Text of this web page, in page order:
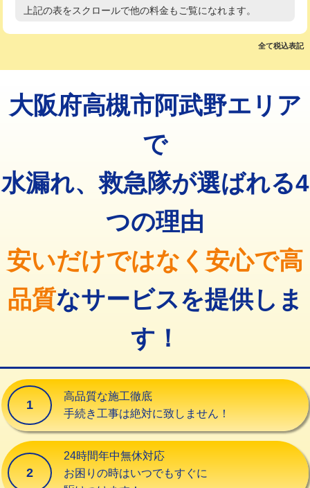
え）
マス交換（土の掘削・埋め戻し作業） 11,000円~
マス交換（深さ50㎝以上） 66,000円
コンクリート斫り（厚さ10㎝まで）
コンクリート斫り（厚さ10㎝超え）
モルタル補修（厚さ10㎝まで） 27,500円
16,500円
廃棄・処分 現場見積
高度高圧洗浄換 現地調査
トーラー機使用/3mまで 33,000円
追加トーラー機使用/3m超え +3,300円
止水・漏水調査・防水処理・清掃・修
11,000円
止水・漏水調査・防水処理・清掃・修
22,000円
止水・漏水調査・防水処理・清掃・修
理・調整・分解・加工など（重作業）
33,000円
その他部品の脱着 8,800円～
交換・取付(単水栓（壁付・デッキ
式）)
13,200円+材料費
交換・取付(混合水栓（壁付・デッキ
式・ワンホール）)
16,500円+材料費
交換・取付(排水栓・排水トラップ
（P/S/ポップアップ））
上記の表をスクロールで他の料金もご覧になれます。
全て税込表記
大阪府高槻市阿武野エリア
で
水漏れ、救急隊が選ばれる4
つの理由
安いだけではなく安心で高
品質なサービスを提供しま
す！
1
高品質な施工徹底
手続き工事は絶対に致しません！
2
24時間年中無休対応
お困りの時はいつでもすぐに